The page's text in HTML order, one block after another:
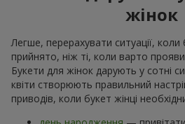
жінок
Легше, перерахувати ситуації, коли
прийнято, ніж ті, коли варто
Букети для жінок дарують у сотні
квіти створюють правильний
приводів, коли букет жінці